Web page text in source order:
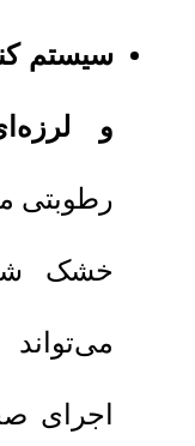
سیستم
و
رطوبتی
خشک
اجرای